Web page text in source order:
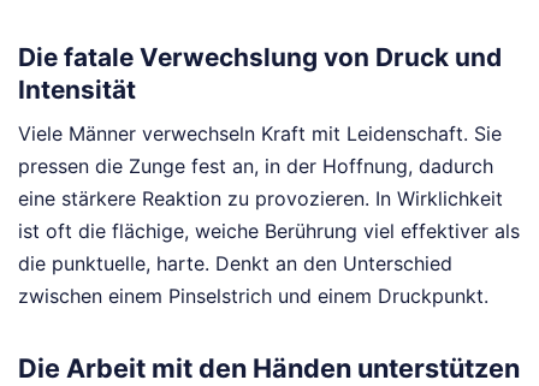
Die fatale Verwechslung von Druck und
Intensität
Viele Männer verwechseln Kraft mit Leidenschaft. Sie
pressen die Zunge fest an, in der Hoffnung, dadurch
eine stärkere Reaktion zu provozieren. In Wirklichkeit
ist oft die flächige, weiche Berührung viel effektiver als
die punktuelle, harte. Denkt an den Unterschied
zwischen einem Pinselstrich und einem Druckpunkt.
Die Arbeit mit den Händen unterstützen